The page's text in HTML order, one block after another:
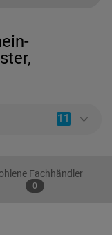
11
Fachhändler
0